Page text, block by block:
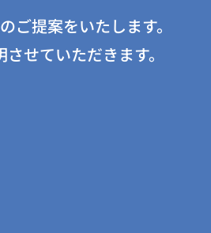
提案をいたします。
せていただきます。